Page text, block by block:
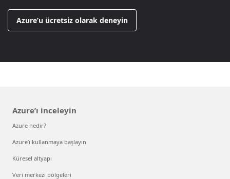
Azure’u ücretsiz olarak deneyin
Azure’ı inceleyin
Azure nedir?
Azure’ı kullanmaya başlayın
Küresel altyapı
Veri merkezi bölgeleri